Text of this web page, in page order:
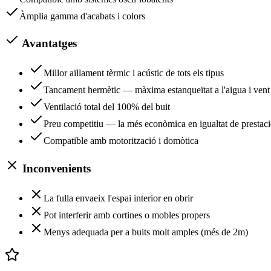
Àmplia gamma d'acabats i colors
Avantatges
Millor aïllament tèrmic i acústic de tots els tipus
Tancament hermètic — màxima estanqueïtat a l'aigua i vent
Ventilació total del 100% del buit
Preu competitiu — la més econòmica en igualtat de
Compatible amb motorització i domòtica
Inconvenients
La fulla envaeix l'espai interior en obrir
Pot interferir amb cortines o mobles propers
Menys adequada per a buits molt amples (més de 2m)